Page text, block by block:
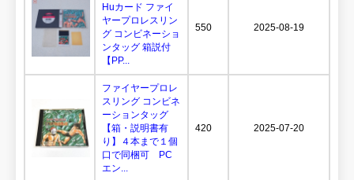
Huカード ファイ
ヤープロレスリン
グ コンビネーショ
ンタッグ 箱説付
【PP...
550 2025-08-19
ファイヤープロレ
スリング コンビネ
ーションタッグ
【箱・説明書有
り】４本まで１個
口で同梱可 PC
エン...
420 2025-07-20